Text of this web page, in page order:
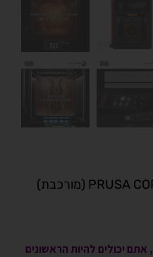
, אתם יכולים להיות הראשונים